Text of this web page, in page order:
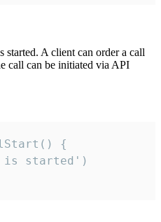
started. A client can order a call
call can be initiated via API
{
started')